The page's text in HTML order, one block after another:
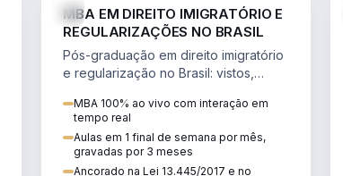
MBA EM DIREITO IMIGRATÓRIO E
REGULARIZAÇÕES NO BRASIL
Pós-graduação em direito imigratório
e regularização no Brasil: vistos,
tributação do imigrante.
MBA 100% ao vivo com interação em
tempo real
Aulas em 1 final de semana por mês,
gravadas por 3 meses
Ancorado na Lei 13.445/2017 e no